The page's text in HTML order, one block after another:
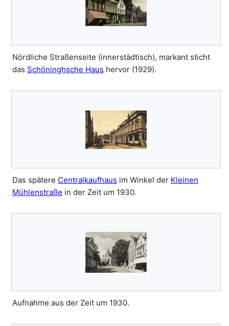
Nördliche Straßenseite (innerstädtisch), markant sticht
das Schöninghsche Haus hervor (1929).
Das spätere Centralkaufhaus im Winkel der Kleinen
Mühlenstraße in der Zeit um 1930.
Aufnahme aus der Zeit um 1930.